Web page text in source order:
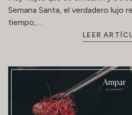
Semana Santa, el verdadero lujo
tiempo,…
LEER